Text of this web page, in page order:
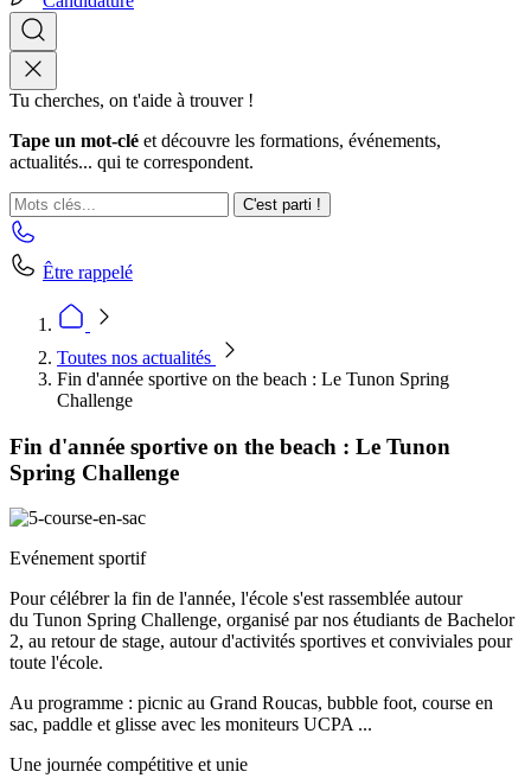
Tu cherches, on t'aide à trouver !
Tape un mot-clé et découvre les formations, événements,
actualités... qui te correspondent.
C'est parti !
Être rappelé
Toutes nos actualités
Fin d'année sportive on the beach : Le Tunon Spring
Challenge
Fin d'année sportive on the beach : Le Tunon
Spring Challenge
Evénement sportif
Pour célébrer la fin de l'année, l'école s'est rassemblée autour
du Tunon Spring Challenge, organisé par nos étudiants de Bachelor
2, au retour de stage, autour d'activités sportives et conviviales pour
toute l'école.
Au programme : picnic au Grand Roucas, bubble foot, course en
sac, paddle et glisse avec les moniteurs UCPA ...
Une journée compétitive et unie